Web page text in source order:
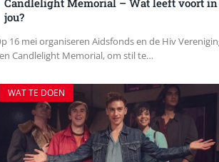
Candlelight Memorial – Wat leeft voort in
jou?
16 mei organiseren Aidsfonds en de Hiv
Candlelight Memorial, om stil te…
WAT TE DOEN